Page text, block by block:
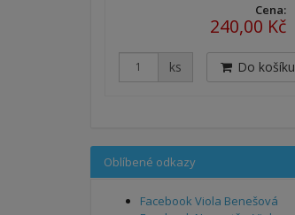
Cena:
240,00 Kč
ks Do košíku
Oblíbené odkazy
Facebook Viola Benešová